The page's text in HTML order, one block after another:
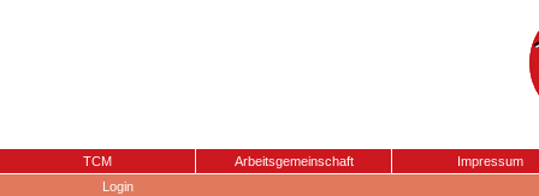
TCM Arbeitsgemeinschaft
Impressum
Login